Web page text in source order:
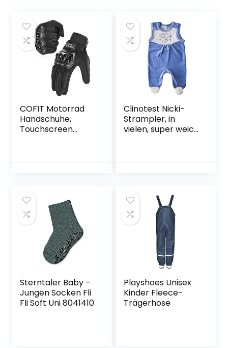
COFIT Motorrad
Handschuhe,
Touchscreen
und andere
Outdoor
Sportarten und
Aktivitäten
Clinotest Nicki-
Strampler, in
vielen, super weich
Sterntaler Baby –
Jungen Socken Fli
Fli Soft Uni 8041410
Playshoes Unisex
Kinder Fleece-
Trägerhose